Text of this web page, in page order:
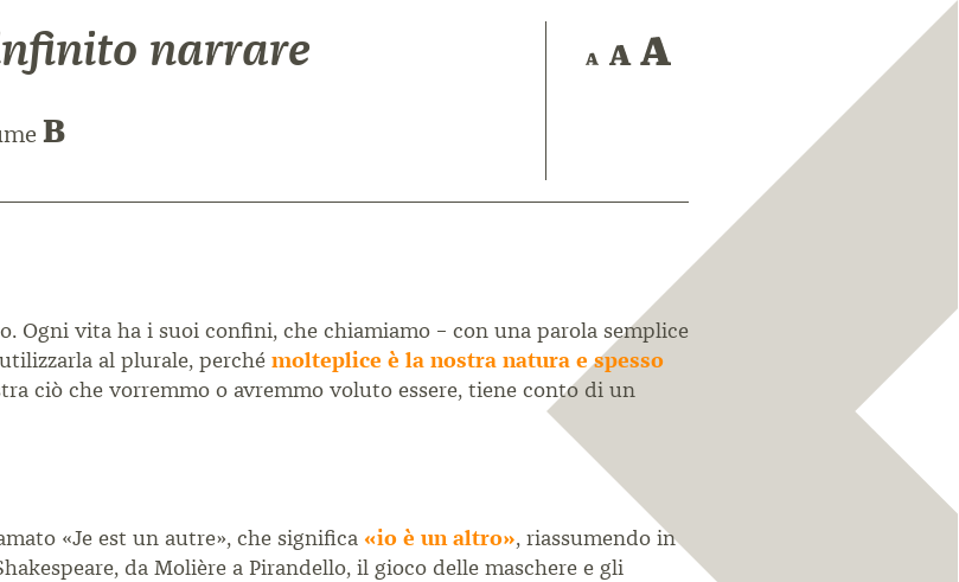
narrare
B
Ogni vita ha i suoi confini, che chiamiamo – con una parola semplice
al plurale, perché molteplice è la nostra natura e spesso
ciò che vorremmo o avremmo voluto essere, tiene conto di un
«Je est un autre», che significa «io è un altro», riassumendo in
da Molière a Pirandello, il gioco delle maschere e gli